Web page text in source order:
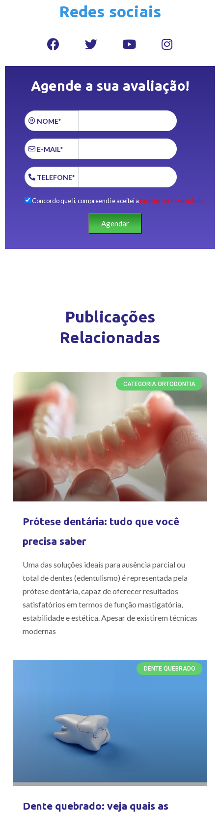
Redes sociais
Agende a sua avaliação!
NOME*
E-MAIL*
TELEFONE*
Concordo que li, compreendi e aceitei a Política de Privacidade.
Agendar
Publicações
Relacionadas
CATEGORIA ORTODONTIA
Prótese dentária: tudo que você
precisa saber
Uma das soluções ideais para ausência parcial ou
total de dentes (edentulismo) é representada pela
prótese dentária, capaz de oferecer resultados
satisfatórios em termos de função mastigatória,
estabilidade e estética. Apesar de existirem técnicas
modernas
DENTE QUEBRADO
Dente quebrado: veja quais as